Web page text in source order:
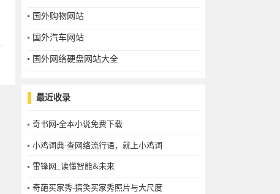
国外购物网站
国外汽车网站
国外网络硬盘网站大全
最近收录
奇书网-全本小说免费下载
小鸡词典-查网络流行语，就上小鸡词
雷锋网_读懂智能&未来
奇葩买家秀-搞笑买家秀照片与大尺度